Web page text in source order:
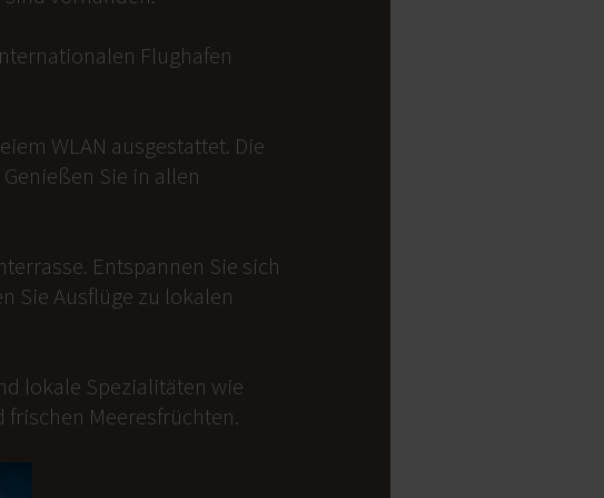
Flughafen
WLAN ausgestattet. Die
Sie in allen
Entspannen Sie sich
Sie Ausflüge zu lokalen
lokale Spezialitäten wie
frischen Meeresfrüchten.